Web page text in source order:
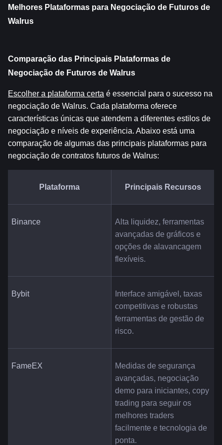
Melhores Plataformas para Negociação de Futuros de
Walrus
Comparação das Principais Plataformas de
Negociação de Futuros de Walrus
Escolher a plataforma certa é essencial para o sucesso na
negociação de Walrus. Cada plataforma oferece
características únicas que atendem a diferentes estilos de
negociação e níveis de experiência. Abaixo está uma
comparação de algumas das principais plataformas para
negociação de contratos futuros de Walrus:
Plataforma Principais Recursos
Binance
Alta liquidez, ferramentas
avançadas de gráficos e
opções de alavancagem
flexíveis.
Bybit
Interface amigável, taxas
competitivas e robustas
ferramentas de gestão de
risco.
FameEX
Medidas de segurança
avançadas, negociação
demo para iniciantes, copy
trading para seguir os
melhores traders
facilmente e tecnologia de
ponta.